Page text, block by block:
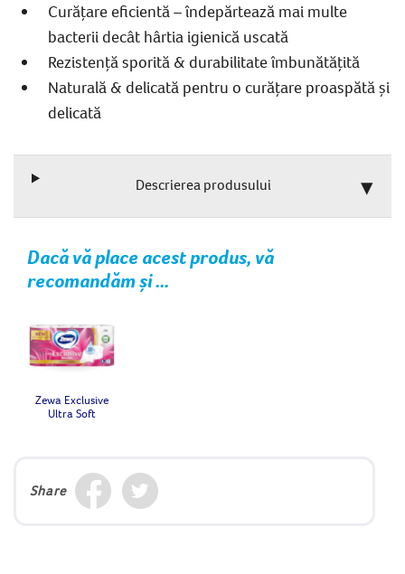
Curățare eficientă – îndepărtează mai multe
bacterii decât hârtia igienică uscată
Rezistență sporită & durabilitate îmbunătățită
Naturală & delicată pentru o curățare proaspătă și
delicată
Descrierea produsului
Dacă vă place acest produs, vă
recomandăm și ...
Zewa Exclusive
Ultra Soft
Share